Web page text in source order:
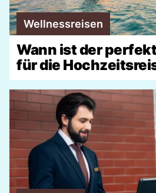
Wellnessreisen
Wann ist der
für die